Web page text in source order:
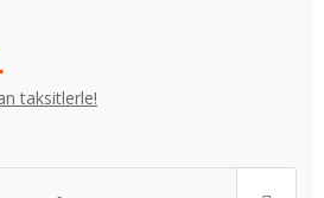
taksitlerle!